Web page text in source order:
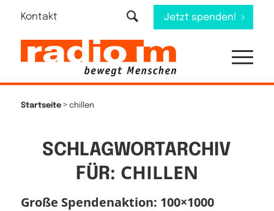
Kontakt Jetzt spenden!
Startseite> chillen
SCHLAGWORTARCHIV
FÜR: CHILLEN
Große Spendenaktion: 100×1000